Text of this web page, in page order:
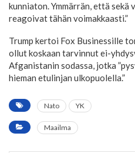
kunniaton. Ymmärrän, että
reagoivat tähän voimakkaasti.”
Trump kertoi Fox Businessille
ollut koskaan tarvinnut ei-
Afganistanin sodassa, jotka
hieman etulinjan ulkopuolella.”
Nato YK
Maailma